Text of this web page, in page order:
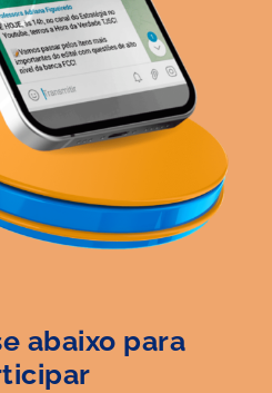
abaixo para